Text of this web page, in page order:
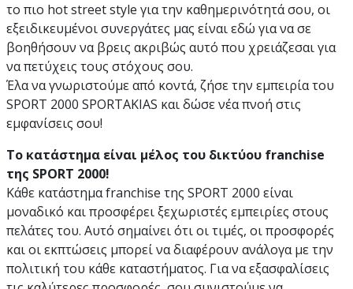
το πιο hot street style για την καθημερινότητά σου, οι
εξειδικευμένοι συνεργάτες μας είναι εδώ για να σε
βοηθήσουν να βρεις ακριβώς αυτό που χρειάζεσαι για
να πετύχεις τους στόχους σου.
Έλα να γνωριστούμε από κοντά, ζήσε την εμπειρία του
SPORT 2000 SPORTAKIAS και δώσε νέα πνοή στις
εμφανίσεις σου!
Το κατάστημα είναι μέλος του δικτύου franchise
της SPORT 2000!
Κάθε κατάστημα franchise της SPORT 2000 είναι
μοναδικό και προσφέρει ξεχωριστές εμπειρίες στους
πελάτες του. Αυτό σημαίνει ότι οι τιμές, οι προσφορές
και οι εκπτώσεις μπορεί να διαφέρουν ανάλογα με την
πολιτική του κάθε καταστήματος. Για να εξασφαλίσεις